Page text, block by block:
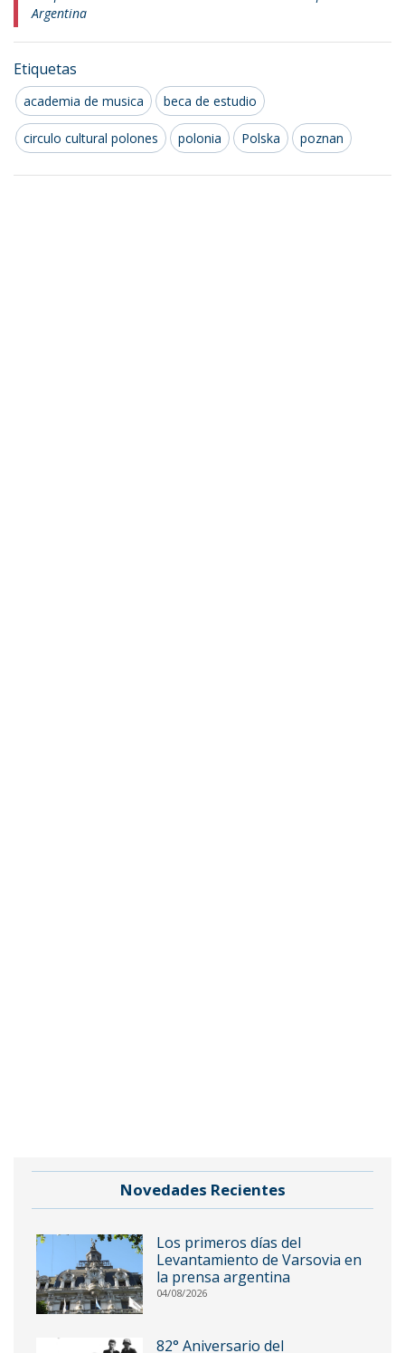
Argentina
Etiquetas
academia de musica beca de estudio
circulo cultural polones polonia Polska poznan
Novedades Recientes
Los primeros días del
Levantamiento de Varsovia en
la prensa argentina
04/08/2026
82° Aniversario del